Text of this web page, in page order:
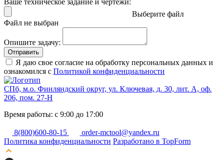
Ваше техническое задание и чертежи:
Выберите файл
Файл не выбран
Опишите задачу:
Отправить
Я даю свое согласие на обработку персональных данных и
ознакомился с Политикой конфиденциальности
СПб, м.о. Финляндский округ, ул. Ключевая, д. 30, лит. А, оф.
206, пом. 27-Н
Время работы: с 9:00 до 17:00
8(800)600-80-15
order-mctool@yandex.ru
Политика конфиденциальности Разработано в TopForm